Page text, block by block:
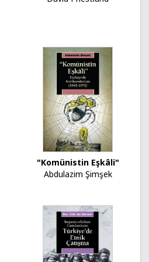
"Komünistin Eşkâli"
Abdulazim Şimşek